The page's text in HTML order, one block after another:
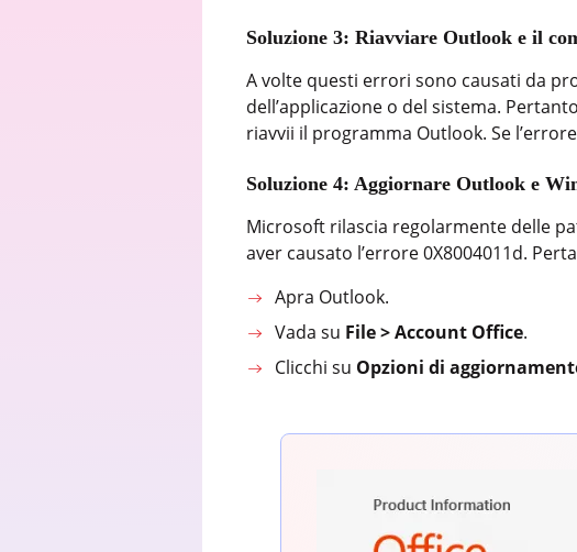
Soluzione 3: Riavviare Outlook e il
A volte questi errori sono causati da
dell’applicazione o del sistema.
riavvii il programma Outlook. Se
Soluzione 4: Aggiornare Outlook e
Microsoft rilascia regolarmente delle
aver causato l’errore 0X8004011d.
Apra Outlook.
Vada su File > Account Office.
Clicchi su Opzioni di